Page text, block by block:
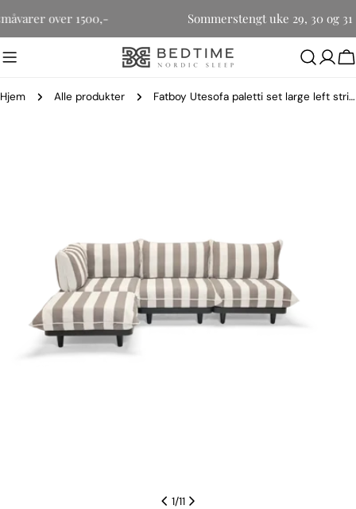
til
småvarer over 1500,- Sommerstengt uke 29, 30
Hjem Alle produkter Fatboy Utesofa paletti set large left stripe cacao
media 0 i modal
1/11